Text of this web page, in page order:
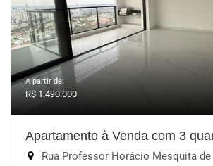
A partir de:
R$ 1.490.000
Apartamento à Venda com 3
Rua Professor Horácio Mesquita de Camargo - Parque